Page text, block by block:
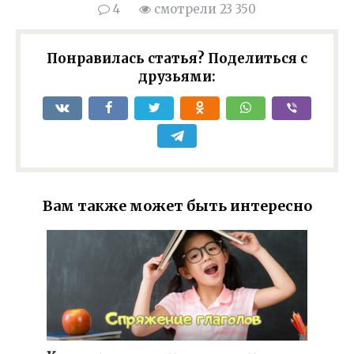
4 смотрели 23 350
Понравилась статья? Поделиться с
друзьями:
Вам также может быть интересно